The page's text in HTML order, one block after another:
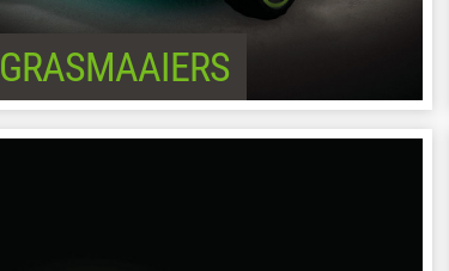
GRASMAAIERS